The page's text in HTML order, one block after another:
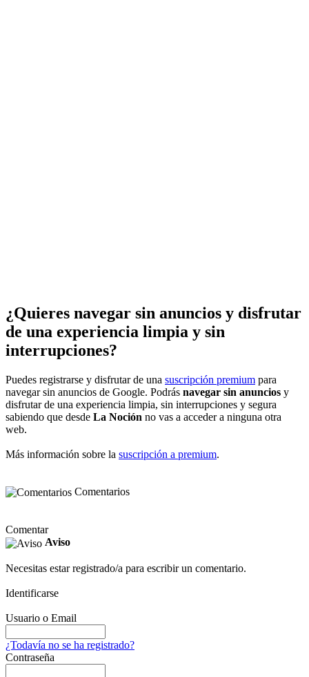
¿Quieres navegar sin anuncios y disfrutar
de una experiencia limpia y sin
interrupciones?
Puedes registrarse y disfrutar de una suscripción premium para
navegar sin anuncios de Google. Podrás navegar sin anuncios y
disfrutar de una experiencia limpia, sin interrupciones y segura
sabiendo que desde La Noción no vas a acceder a ninguna otra
web.
Más información sobre la suscripción a premium.
Comentarios
Comentar
Aviso
Necesitas estar registrado/a para escribir un comentario.
Identificarse
Usuario o Email
¿Todavía no se ha registrado?
Contraseña